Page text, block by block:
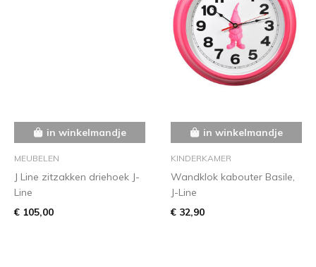
in winkelmandje
MEUBELEN
J Line zitzakken driehoek J-
Line
€ 105,00
in winkelmandje
KINDERKAMER
Wandklok kabouter Basile,
J-Line
€ 32,90